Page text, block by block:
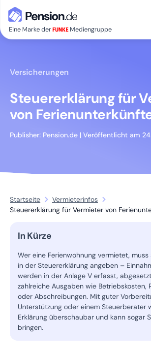
Eine Marke der Mediengruppe
Versicherungen
Steuererklärung für
von
Publisher: Pension.de | Veröffentlicht am
Startseite
Vermieterinfos
Steuererklärung für Vermieter von
In Kürze
Wer eine Ferienwohnung vermietet, muss
in der Steuererklärung angeben –
werden in der Anlage V erfasst,
zahlreiche Ausgaben wie Betriebskosten,
oder Abschreibungen. Mit guter
Unterstützung oder einem Steuerberater
Erklärung überschaubar und kann sogar
bringen.